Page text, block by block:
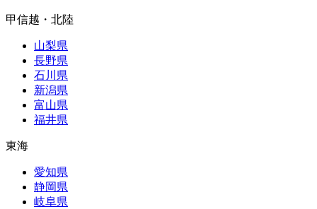
甲信越・北陸
山梨県
長野県
石川県
新潟県
富山県
福井県
東海
愛知県
静岡県
岐阜県